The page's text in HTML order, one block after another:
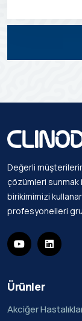
Değerli
çözümleri sunmak
birikimimizi
profesyonelleri
Ürünler
Akciğer